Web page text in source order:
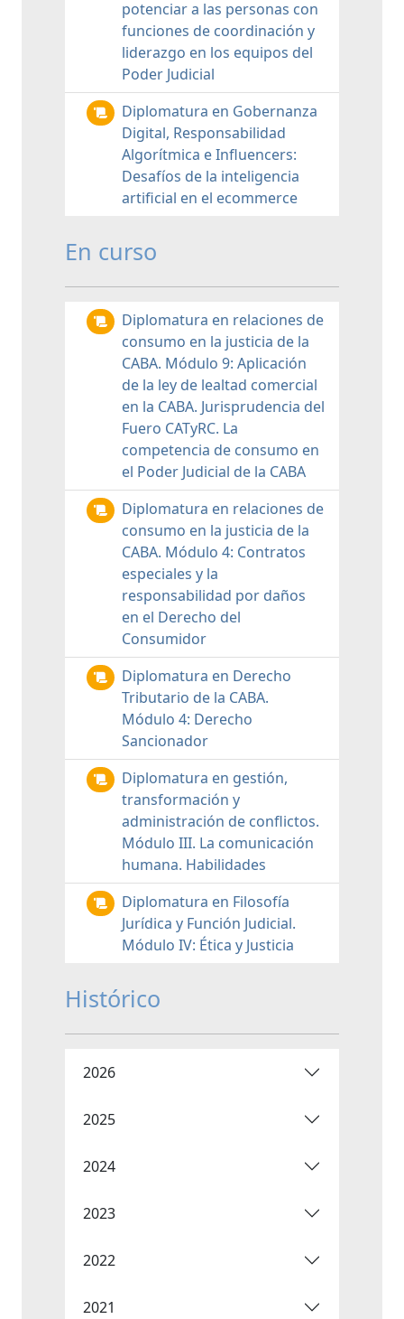
potenciar a las personas con
funciones de coordinación y
liderazgo en los equipos del
Poder Judicial
Diplomatura en Gobernanza
Digital, Responsabilidad
Algorítmica e Influencers:
Desafíos de la inteligencia
artificial en el ecommerce
En curso
Diplomatura en relaciones de
consumo en la justicia de la
CABA. Módulo 9: Aplicación
de la ley de lealtad comercial
en la CABA. Jurisprudencia del
Fuero CATyRC. La
competencia de consumo en
el Poder Judicial de la CABA
Diplomatura en relaciones de
consumo en la justicia de la
CABA. Módulo 4: Contratos
especiales y la
responsabilidad por daños
en el Derecho del
Consumidor
Diplomatura en Derecho
Tributario de la CABA.
Módulo 4: Derecho
Sancionador
Diplomatura en gestión,
transformación y
administración de conflictos.
Módulo III. La comunicación
humana. Habilidades
Diplomatura en Filosofía
Jurídica y Función Judicial.
Módulo IV: Ética y Justicia
Histórico
2026
2025
2024
2023
2022
2021